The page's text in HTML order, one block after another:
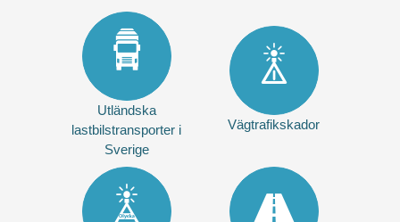
Utländska
lastbilstransporter i
Sverige
Vägtrafikskador